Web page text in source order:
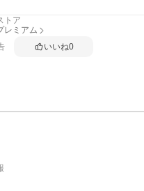
トア
レミアム
いいね0